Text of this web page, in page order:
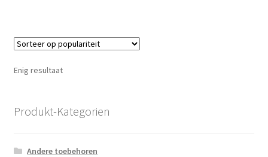
Enig resultaat
Produkt-Kategorien
Andere toebehoren